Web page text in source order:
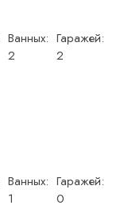
Ванных:
2
Гаражей:
2
Ванных:
1
Гаражей:
0